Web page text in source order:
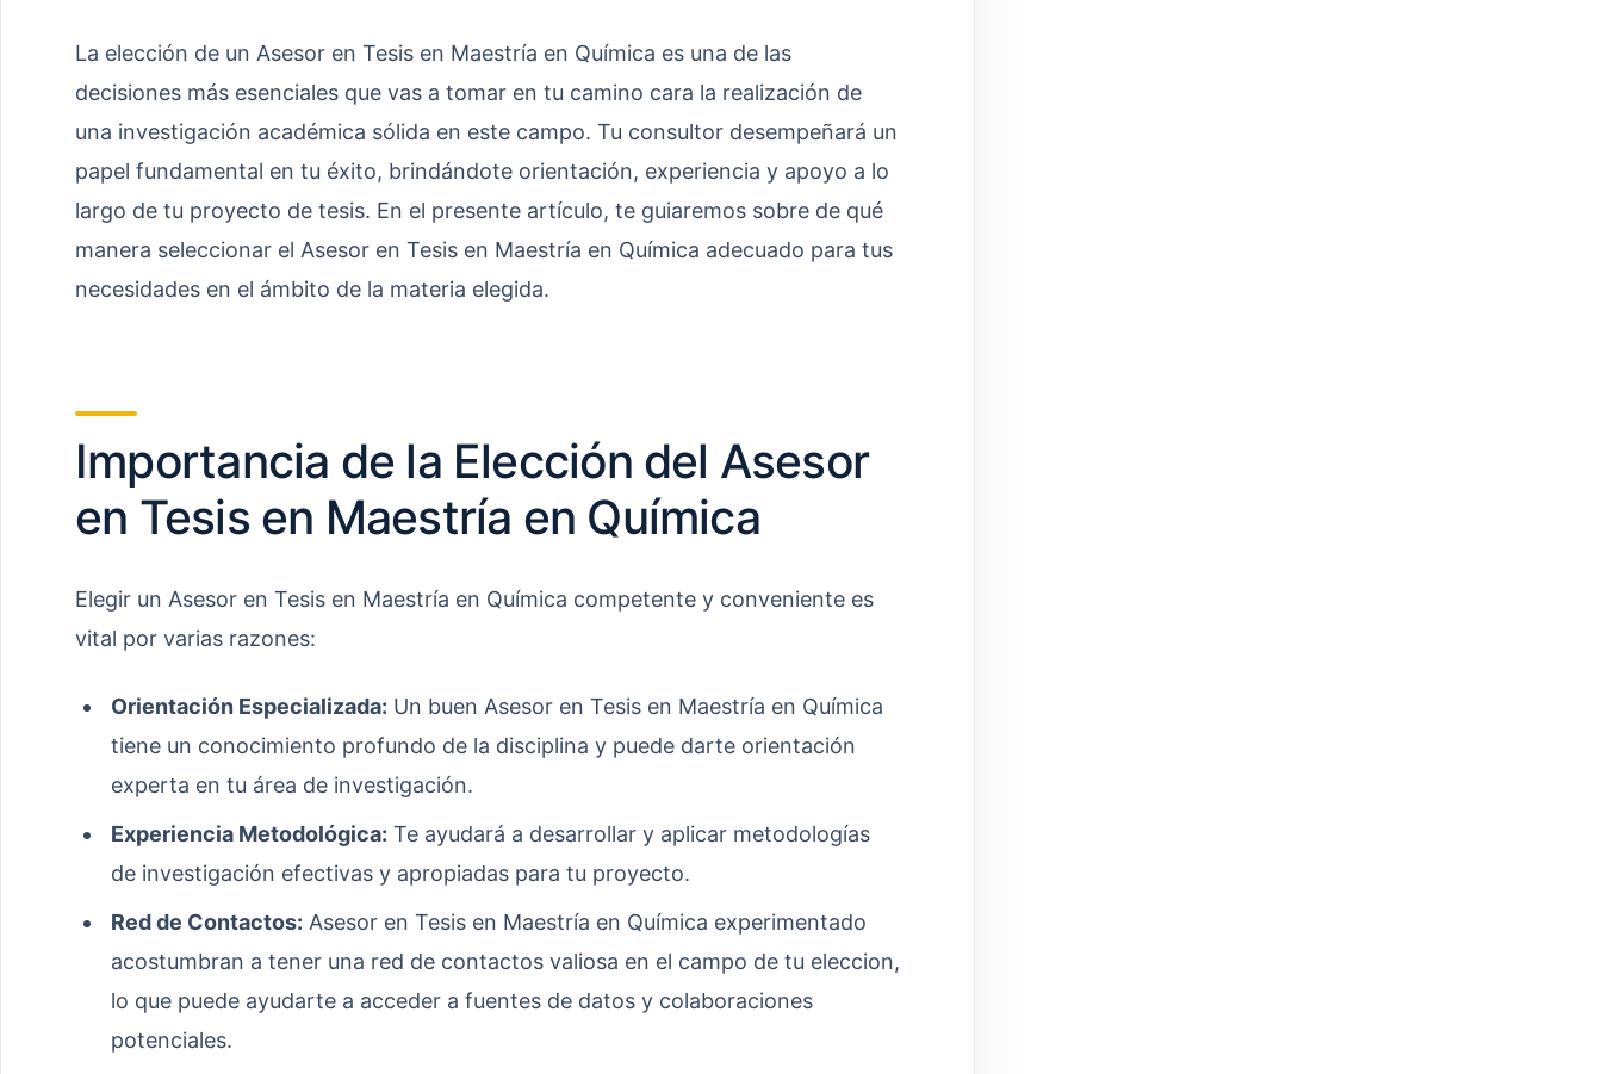
La elección de un Asesor en Tesis en Maestría en Química es una de las
decisiones más esenciales que vas a tomar en tu camino cara la realización de
una investigación académica sólida en este campo. Tu consultor desempeñará un
papel fundamental en tu éxito, brindándote orientación, experiencia y apoyo a lo
largo de tu proyecto de tesis. En el presente artículo, te guiaremos sobre de qué
manera seleccionar el Asesor en Tesis en Maestría en Química adecuado para tus
necesidades en el ámbito de la materia elegida.
Importancia de la Elección del Asesor
en Tesis en Maestría en Química
Elegir un Asesor en Tesis en Maestría en Química competente y conveniente es
vital por varias razones:
Orientación Especializada: Un buen Asesor en Tesis en Maestría en Química
tiene un conocimiento profundo de la disciplina y puede darte orientación
experta en tu área de investigación.
Experiencia Metodológica: Te ayudará a desarrollar y aplicar metodologías
de investigación efectivas y apropiadas para tu proyecto.
Red de Contactos: Asesor en Tesis en Maestría en Química experimentado
acostumbran a tener una red de contactos valiosa en el campo de tu eleccion,
lo que puede ayudarte a acceder a fuentes de datos y colaboraciones
potenciales.